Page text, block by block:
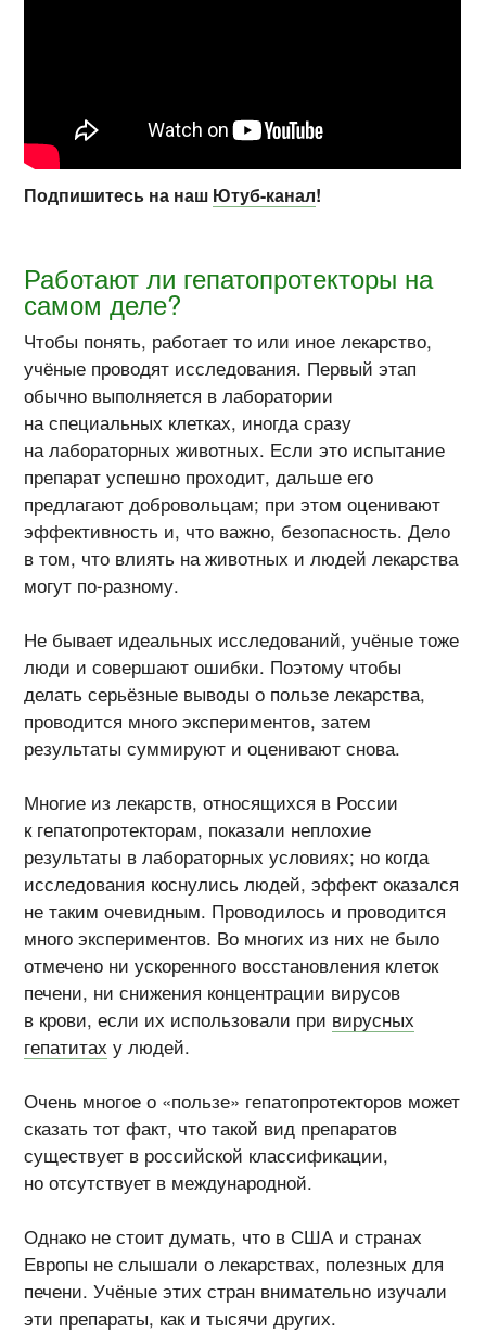
Подпишитесь на наш Ютуб-канал!
Работают ли гепатопротекторы на
самом деле?
Чтобы понять, работает то или иное лекарство,
учёные проводят исследования. Первый этап
обычно выполняется в лаборатории
на специальных клетках, иногда сразу
на лабораторных животных. Если это испытание
препарат успешно проходит, дальше его
предлагают добровольцам; при этом оценивают
эффективность и, что важно, безопасность. Дело
в том, что влиять на животных и людей лекарства
могут по-разному.
Не бывает идеальных исследований, учёные тоже
люди и совершают ошибки. Поэтому чтобы
делать серьёзные выводы о пользе лекарства,
проводится много экспериментов, затем
результаты суммируют и оценивают снова.
Многие из лекарств, относящихся в России
к гепатопротекторам, показали неплохие
результаты в лабораторных условиях; но когда
исследования коснулись людей, эффект оказался
не таким очевидным. Проводилось и проводится
много экспериментов. Во многих из них не было
отмечено ни ускоренного восстановления клеток
печени, ни снижения концентрации вирусов
в крови, если их использовали при вирусных
гепатитах у людей.
Очень многое о «пользе» гепатопротекторов может
сказать тот факт, что такой вид препаратов
существует в российской классификации,
но отсутствует в международной.
Однако не стоит думать, что в США и странах
Европы не слышали о лекарствах, полезных для
печени. Учёные этих стран внимательно изучали
эти препараты, как и тысячи других.